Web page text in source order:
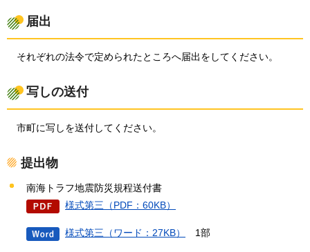
届出
それぞれの法令で定められたところへ届出をしてください。
写しの送付
市町に写しを送付してください。
提出物
南海トラフ地震防災規程送付書
様式第三（PDF：60KB）
様式第三（ワード：27KB） 1部